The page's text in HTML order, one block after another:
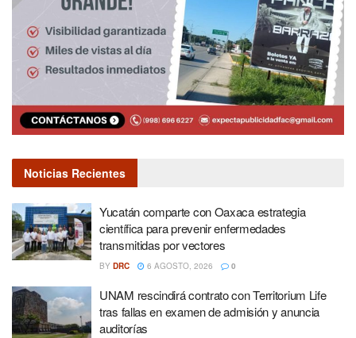
Noticias Recientes
Yucatán comparte con Oaxaca estrategia
científica para prevenir enfermedades
transmitidas por vectores
BY DRC 6 AGOSTO, 2026 0
UNAM rescindirá contrato con Territorium Life
tras fallas en examen de admisión y anuncia
auditorías